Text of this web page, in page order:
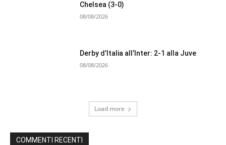
Chelsea (3-0)
08/08/2026
Derby d’Italia all’Inter: 2-1 alla Juve
08/08/2026
Load more
COMMENTI RECENTI